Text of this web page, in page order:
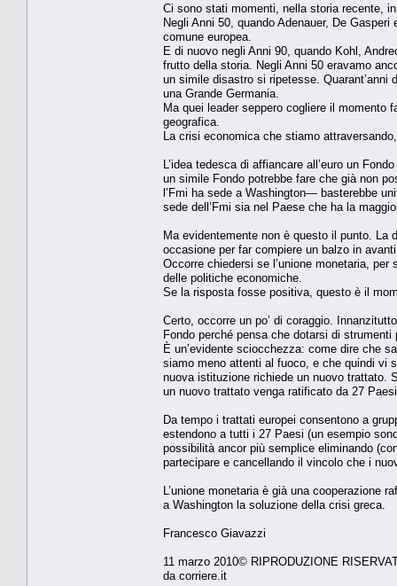
Ci sono stati momenti, nella storia recente,
Negli Anni 50, quando Adenauer, De
comune europea.
E di nuovo negli Anni 90, quando Kohl,
frutto della storia. Negli Anni 50 eravamo
un simile disastro si ripetesse. Quarant’anni
una Grande Germania.
Ma quei leader seppero cogliere il momento
geografica.
La crisi economica che stiamo
L’idea tedesca di affiancare all’euro un
un simile Fondo potrebbe fare che già non
l’Fmi ha sede a Washington— basterebbe
sede dell’Fmi sia nel Paese che ha la
Ma evidentemente non è questo il punto. La
occasione per far compiere un balzo in
Occorre chiedersi se l’unione monetaria,
delle politiche economiche.
Se la risposta fosse positiva, questo è il
Certo, occorre un po’ di coraggio.
Fondo perché pensa che dotarsi di
È un’evidente sciocchezza: come dire che
siamo meno attenti al fuoco, e che quindi vi
nuova istituzione richiede un nuovo trattato.
un nuovo trattato venga ratificato da 27
Da tempo i trattati europei consentono a
estendono a tutti i 27 Paesi (un esempio
possibilità ancor più semplice eliminando
partecipare e cancellando il vincolo che i
L’unione monetaria è già una cooperazione
a Washington la soluzione della crisi greca.
Francesco Giavazzi
11 marzo 2010© RIPRODUZIONE
da corriere.it